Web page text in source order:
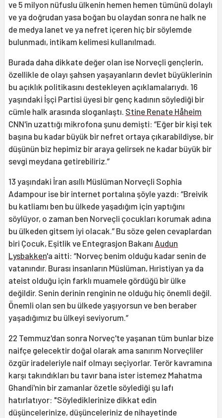
ve 5 milyon nüfuslu ülkenin hemen hemen tümünü dolaylı
ve ya doğrudan yasa boğan bu olaydan sonra ne halk ne
de medya lanet ve ya nefret içeren hiç bir söylemde
bulunmadı, intikam kelimesi kullanılmadı.
Burada daha dikkate değer olan ise Norveçli gençlerin,
özellikle de olayı şahsen yaşayanların devlet büyüklerinin
bu açıklık politikasını destekleyen açıklamalarıydı. 16
yaşındaki İşçi Partisi üyesi bir genç kadının söylediği bir
cümle halk arasında sloganlaştı. Stine Renate Håheim
CNN'in uzattığı mikrofona şunu demişti: “Eğer bir kişi tek
başına bu kadar büyük bir nefret ortaya çıkarabildiyse, bir
düşünün biz hepimiz bir araya gelirsek ne kadar büyük bir
sevgi meydana getirebiliriz.”
13 yaşındaki İran asıllı Müslüman Norveçli Sophia
Adampour ise bir internet portalına şöyle yazdı: “Breivik
bu katliamı ben bu ülkede yaşadığım için yaptığını
söylüyor, o zaman ben Norveçli çocukları korumak adına
bu ülkeden gitsem iyi olacak.” Bu söze gelen cevaplardan
biri Çocuk, Eşitlik ve Entegrasjon Bakanı Audun
Lysbakken'a aitti: “Norveç benim olduğu kadar senin de
vatanındır. Burası insanların Müslüman, Hıristiyan ya da
ateist olduğu için farklı muamele gördüğü bir ülke
değildir. Senin derinin renginin ne olduğu hiç önemli değil.
Önemli olan sen bu ülkede yaşıyorsun ve ben beraber
yaşadığımız bu ülkeyi seviyorum.”
22 Temmuz'dan sonra Norveç'te yaşanan tüm bunlar bize
naifçe gelecektir doğal olarak ama sanırım Norveçliler
özgür iradeleriyle naif olmayı seçiyorlar. Terör kavramına
karşı takındıkları bu tavır bana ister istemez Mahatma
Ghandi'nin bir zamanlar özetle söylediği şu lafı
hatırlatıyor: "Söylediklerinize dikkat edin
düşüncelerinize, düşünceleriniz de nihayetinde